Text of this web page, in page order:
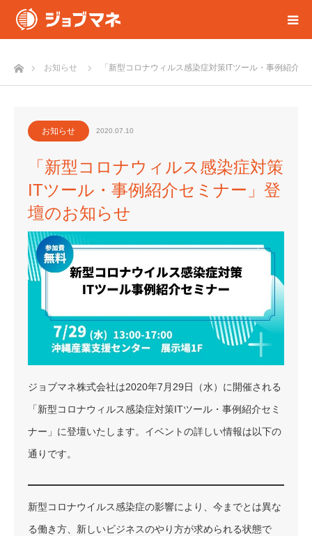
ホームお知らせ 「新型コロナウィルス感染症対策ITツール・事例紹介
お知らせ 2020.07.10
「新型コロナウィルス感染症対策
ITツール・事例紹介セミナー」登
壇のお知らせ
ジョブマネ株式会社は2020年7月29日（水）に開催される
「新型コロナウィルス感染症対策ITツール・事例紹介セミ
ナー」に登壇いたします。イベントの詳しい情報は以下の
通りです。
新型コロナウイルス感染症の影響により、今までとは異な
る働き方、新しいビジネスのやり方が求められる状態で